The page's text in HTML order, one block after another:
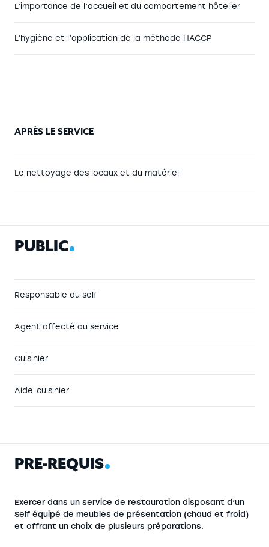
L’importance de l’accueil et du comportement hôtelier
L’hygiène et l’application de la méthode HACCP
APRÈS LE SERVICE
Le nettoyage des locaux et du matériel
PUBLIC
Responsable du self
Agent affecté au service
Cuisinier
Aide-cuisinier
PRÉ-REQUIS
Exercer dans un service de restauration disposant d’un
Self équipé de meubles de présentation (chaud et froid)
et offrant un choix de plusieurs préparations.